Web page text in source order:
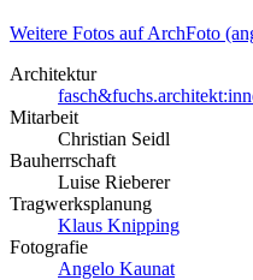
Weitere Fotos auf ArchFoto
Architektur
Mitarbeit
Christian Seidl
Bauherrschaft
Luise Rieberer
Tragwerksplanung
Klaus Knipping
Fotografie
Angelo Kaunat